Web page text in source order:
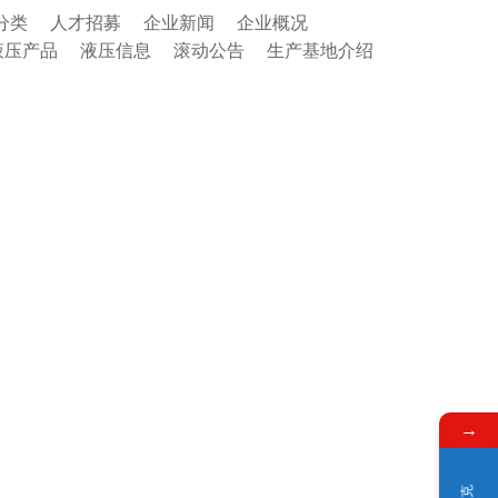
类 人才招募 企业新闻
企业概况
压产品 液压信息 滚动公告
生产基地介绍
→